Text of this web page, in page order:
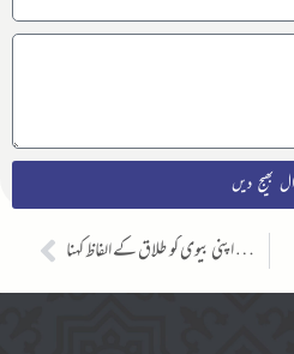
بھیج دیں
فون پے اپنی بیوی کو طلاق کے الفاظ کہنا